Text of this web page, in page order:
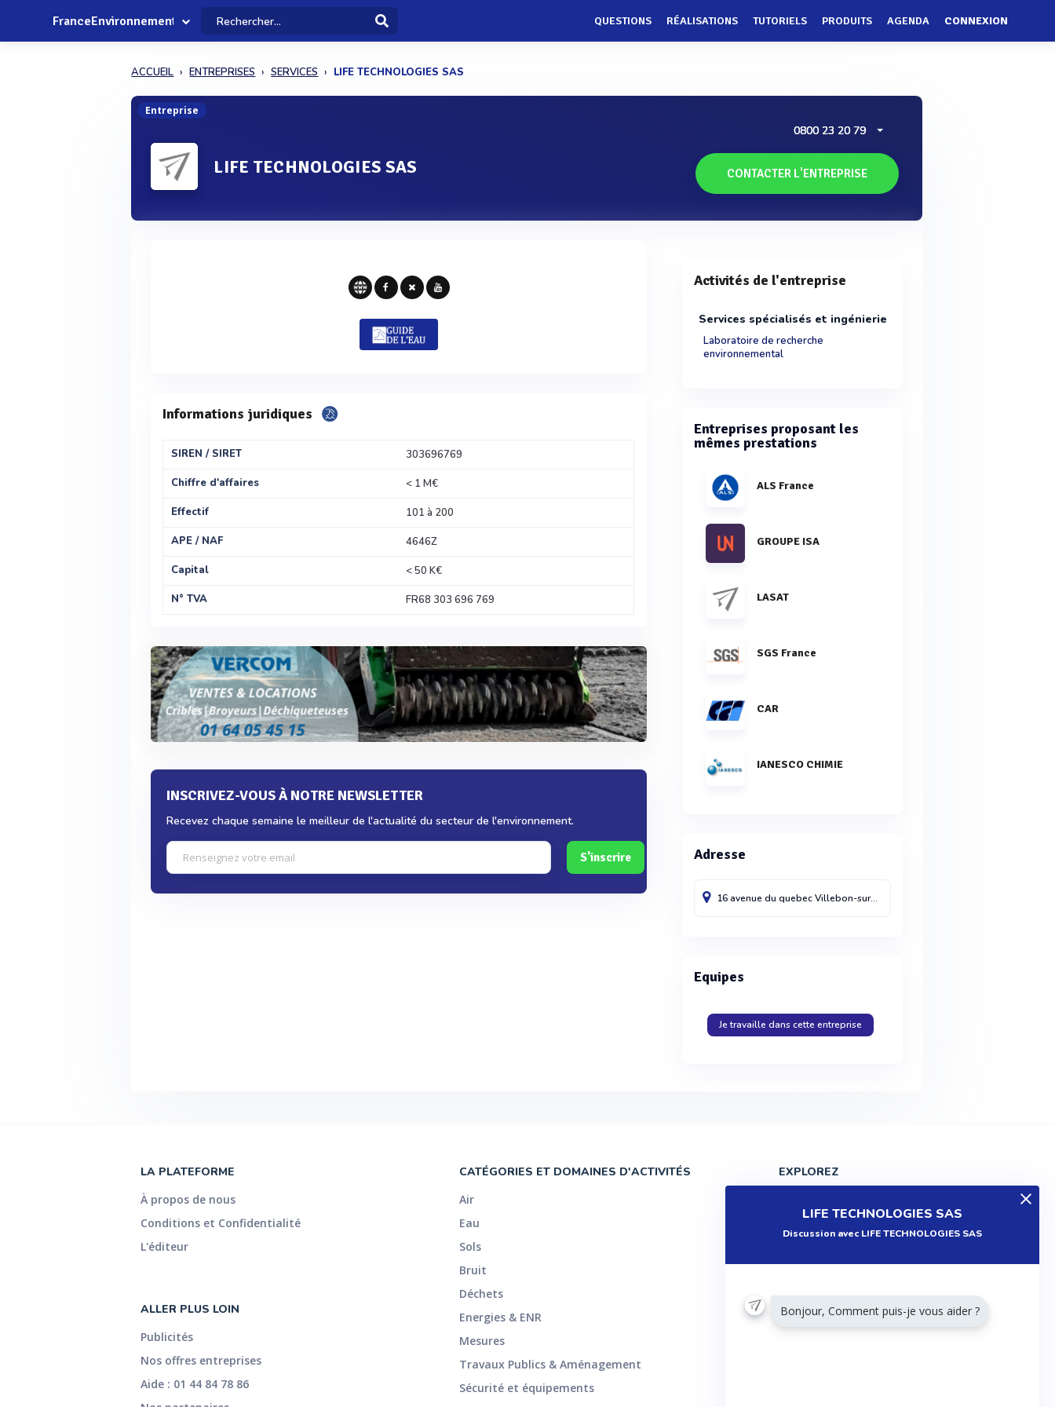
FranceEnvironnement QUESTIONS RÉALISATIONS TUTORIELS PRODUITS AGENDA CONNEXION
ACCUEIL ENTREPRISES SERVICES LIFE TECHNOLOGIES SAS
Entreprise
LIFE TECHNOLOGIES SAS
LIFE TECHNOLOGIES SAS
Discussion avec LIFE TECHNOLOGIES SAS
Bonjour, Comment puis-je vous aider ?
0800 23 20 79
CONTACTER L'ENTREPRISE
Informations juridiques
SIREN / SIRET
303696769
Chiffre d'affaires
< 1 M€
Effectif
101 à 200
APE / NAF
4646Z
Capital
< 50 K€
N° TVA
FR68 303 696 769
INSCRIVEZ-VOUS À NOTRE NEWSLETTER
Recevez chaque semaine le meilleur de l'actualité du secteur de l'environnement.
S'inscrire
Activités de l'entreprise
Services spécialisés et ingénierie
Laboratoire de recherche
environnemental
Entreprises proposant les
mêmes prestations
ALS France
GROUPE ISA
LASAT
SGS France
CAR
IANESCO CHIMIE
Adresse
16 avenue du quebecVillebon-sur-yvette
Equipes
Je travaille dans cette entreprise
LA PLATEFORME
À propos de nous
Conditions et Confidentialité
L'éditeur
ALLER PLUS LOIN
Publicités
Nos offres entreprises
Aide : 01 44 84 78 86
CATÉGORIES ET DOMAINES D'ACTIVITÉS
Air
Eau
Sols
Bruit
Déchets
Energies & ENR
Mesures
Travaux Publics & Aménagement
Sécurité et équipements
EXPLOREZ
Entreprises
Tutoriels
Articles